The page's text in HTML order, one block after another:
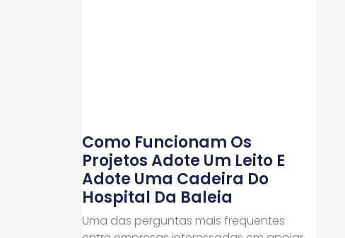
Como Funcionam Os
Projetos Adote Um Leito E
Adote Uma Cadeira Do
Hospital Da Baleia
Uma das perguntas mais frequentes